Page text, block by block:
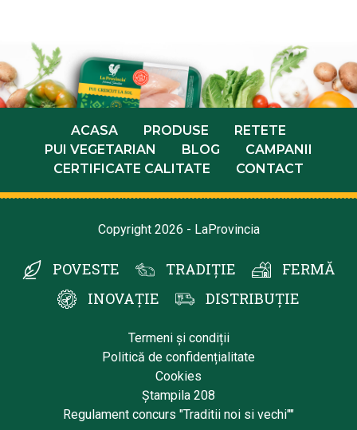
ACASA PRODUSE
RETETE
PUI VEGETARIAN
BLOG
CAMPANII
CERTIFICATE CALITATE
CONTACT
Copyright 2026 - LaProvincia
POVESTE TRADIȚIE
FERMĂ
INOVAȚIE
DISTRIBUȚIE
Termeni și condiții
Politică de confidențialitate
Cookies
Ștampila 208
Regulament concurs "Traditii noi si vechi""